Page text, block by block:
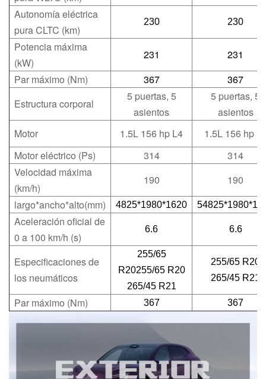
Autonomía eléctrica
pura CLTC (km)
230 230
Potencia máxima
(kW)
231
231
Par máximo (Nm)
367
367
Estructura corporal
5 puertas, 5
asientos
5 puertas, 5
asientos
Motor
1.5L 156 hp L4
1.5L 156 hp
Motor eléctrico (Ps)
314
314
Velocidad máxima
(km/h)
190
190
largo*ancho*alto(mm)
4825*1980*1620 5
Aceleración oficial de
0 a 100 km/h (s)
6.6 6.6
Especificaciones de
los neumáticos
255/65
R20255/65 R20
265/45 R21
255/65 R20
265/45 R21
Par máximo (Nm) 367 367